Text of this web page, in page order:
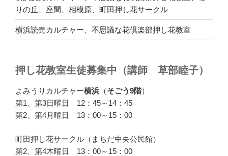
りの丘、座間、相模原、町田押し花サークル
横浜読売カルチャー、不思議な花倶楽部押し花教室
押し花教室生徒募集中（講師 草部睦子）
よみうりカルチャー横浜 （そごう9階）
第1、第3日曜日 12：45～14：45
第2、第4月曜日 13：00～15：00
町田押し花サークル（まちだ中央公民館）
第2、第4木曜日 13：00～15：00